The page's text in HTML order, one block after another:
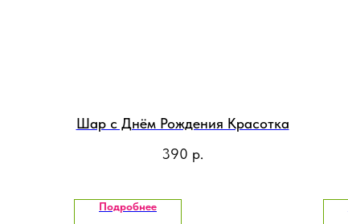
Шар с Днём Рождения Красотка
390 р.
Подробнее